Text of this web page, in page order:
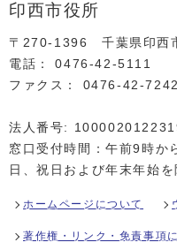
印西市役所
〒270-1396 千葉県印西
電話： 0476‐42‐5111
ファクス： 0476‐42‐7242
法人番号:
窓口受付時間：午前9時か
日、祝日および年末年始を
ホームページについて
著作権・リンク・免責事項